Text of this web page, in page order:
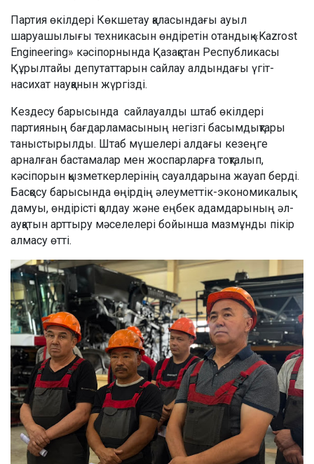
Партия өкілдері Көкшетау қаласындағы ауыл
шаруашылығы техникасын өндіретін отандық «Kazrost
Engineering» кәсіпорнында Қазақстан Республикасы
Құрылтайы депутаттарын сайлау алдындағы үгіт-
насихат науқанын жүргізді.
Кездесу барысында сайлауалды штаб өкілдері
партияның бағдарламасының негізгі басымдықтары
таныстырылды. Штаб мүшелері алдағы кезеңге
арналған бастамалар мен жоспарларға тоқталып,
кәсіпорын қызметкерлерінің сауалдарына жауап берді.
Басқосу барысында өңірдің әлеуметтік-экономикалық
дамуы, өндірісті қолдау және еңбек адамдарының әл-
ауқатын арттыру мәселелері бойынша мазмұнды пікір
алмасу өтті.